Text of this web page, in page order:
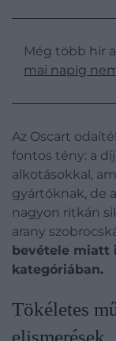
Még több hír
mai napig
Az Oscart
fontos tény: a
alkotásokkal,
gyártóknak, de
nagyon ritkán
arany
bevétele miatt
kategóriában.
Tökéletes
elismerések